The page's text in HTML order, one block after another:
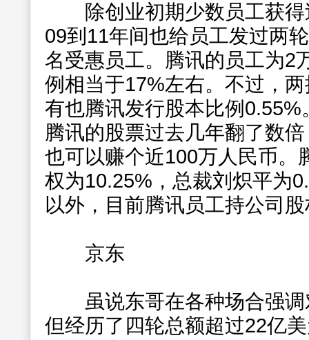
除创业初期少数员工获得
09到11年间也给员工发过两
名受惠员工。腾讯的员工为2
例相当于17%左右。不过，
有也腾讯发行股本比例
腾讯的股票过去几年翻了数
也可以赚个近100万人民币。
权为10.25%，总裁刘炽平为
以外，目前腾讯员工持公司
京东
虽说东哥在各种场合强调
但经历了四轮总额超过22亿